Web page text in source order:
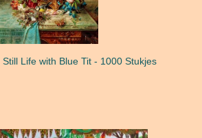
Life with Blue Tit - 1000 Stukjes